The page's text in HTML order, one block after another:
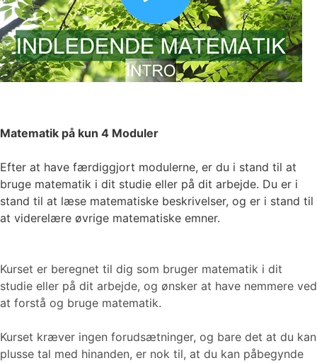
Matematik på kun 4 Moduler
Efter at have færdiggjort modulerne, er du i stand til at
bruge matematik i dit studie eller på dit arbejde. Du er i
stand til at læse matematiske beskrivelser, og er i stand til
at viderelære øvrige matematiske emner.
Kurset er beregnet til dig som bruger matematik i dit
studie eller på dit arbejde, og ønsker at have nemmere ved
at forstå og bruge matematik.
Kurset kræver ingen forudsætninger, og bare det at du kan
plusse tal med hinanden, er nok til, at du kan påbegynde